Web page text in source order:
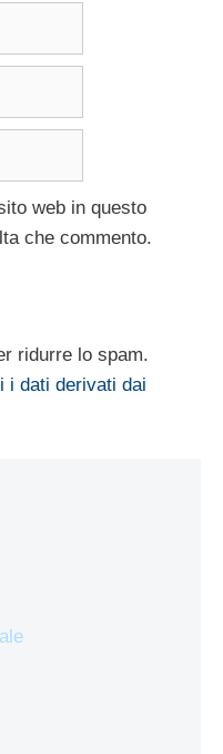
web in questo
che commento.
ridurre lo spam.
i dati derivati dai